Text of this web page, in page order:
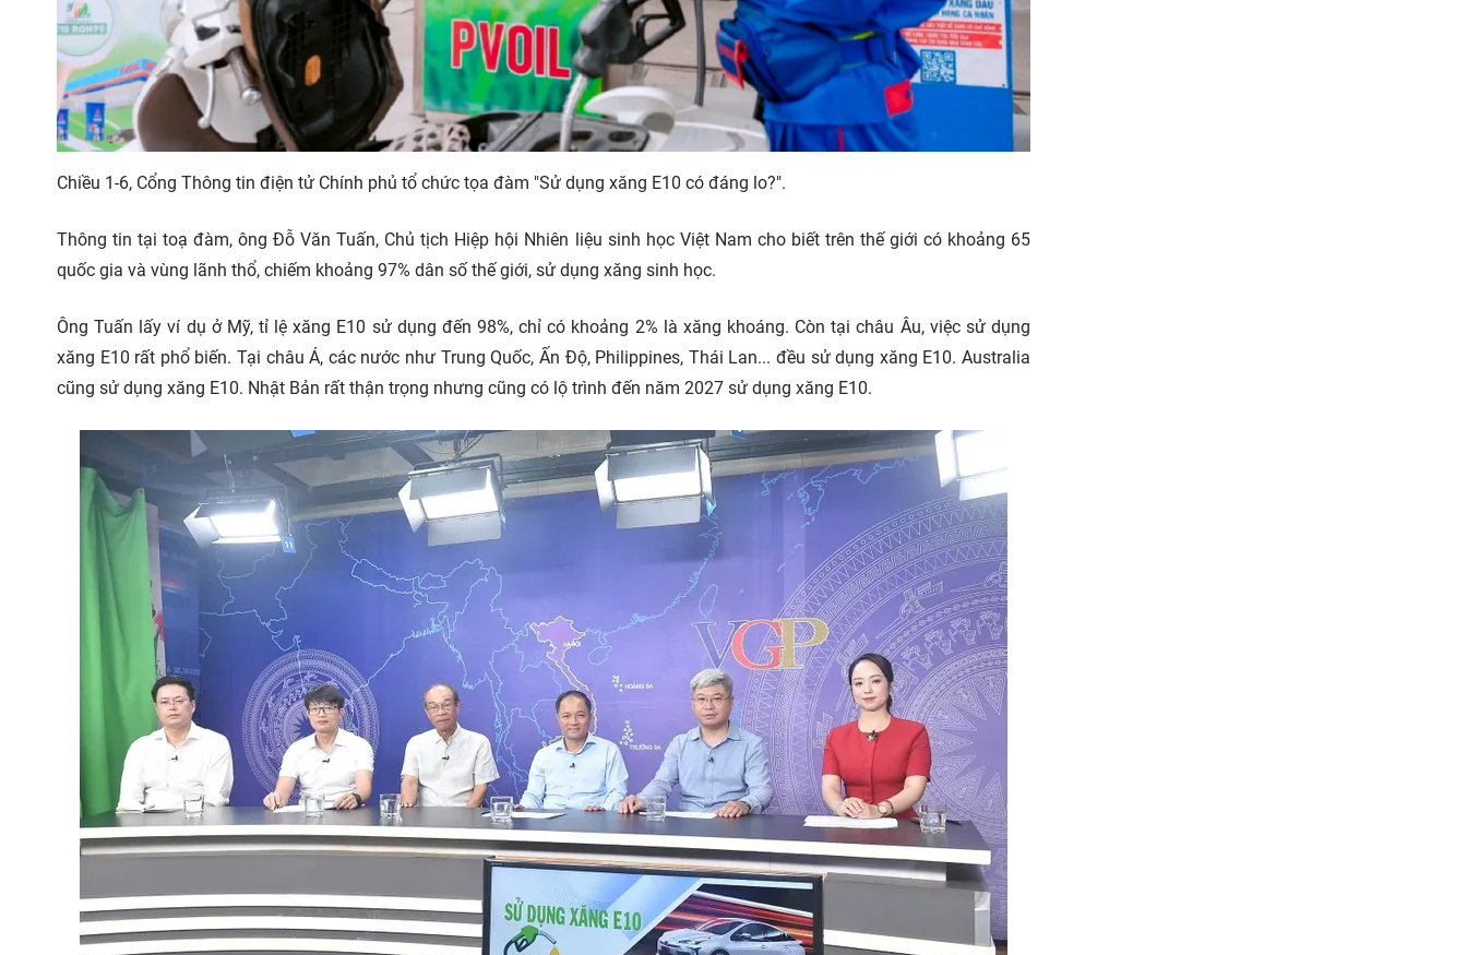
Chiều 1-6, Cổng Thông tin điện tử Chính phủ tổ chức tọa đàm "Sử dụng xăng E10 có đáng lo?".
Thông tin tại toạ đàm, ông Đỗ Văn Tuấn, Chủ tịch Hiệp hội Nhiên liệu sinh học Việt Nam cho biết trên thế giới có khoảng 65
quốc gia và vùng lãnh thổ, chiếm khoảng 97% dân số thế giới, sử dụng xăng sinh học.
Ông Tuấn lấy ví dụ ở Mỹ, tỉ lệ xăng E10 sử dụng đến 98%, chỉ có khoảng 2% là xăng khoáng. Còn tại châu Âu, việc sử dụng
xăng E10 rất phổ biến. Tại châu Á, các nước như Trung Quốc, Ấn Độ, Philippines, Thái Lan... đều sử dụng xăng E10. Australia
cũng sử dụng xăng E10. Nhật Bản rất thận trọng nhưng cũng có lộ trình đến năm 2027 sử dụng xăng E10.